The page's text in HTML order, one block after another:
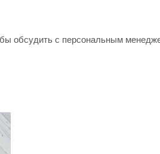
обсудить с персональным